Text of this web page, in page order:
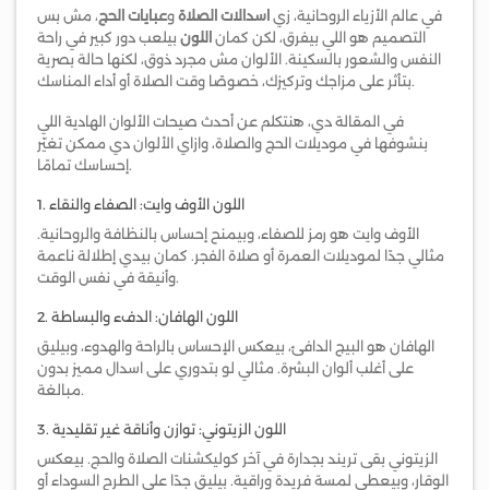
في عالم الأزياء الروحانية، زي اسدالات الصلاةوعبايات الحج، مش بس
التصميم هو اللي بيفرق، لكن كمان اللونبيلعب دور كبير في راحة
النفس والشعور بالسكينة. الألوان مش مجرد ذوق، لكنها حالة بصرية
بتأثر على مزاجك وتركيزك، خصوصًا وقت الصلاة أو أداء المناسك.
في المقالة دي، هنتكلم عن أحدث صيحات الألوان الهادية اللي
بنشوفها في موديلات الحج والصلاة، وازاي الألوان دي ممكن تغيّر
إحساسك تمامًا.
1. اللون الأوف وايت: الصفاء والنقاء
الأوف وايت هو رمز للصفاء، وبيمنح إحساس بالنظافة والروحانية.
مثالي جدًا لموديلات العمرة أو صلاة الفجر. كمان بيدي إطلالة ناعمة
وأنيقة في نفس الوقت.
2. اللون الهافان: الدفء والبساطة
الهافان هو البيج الدافئ، بيعكس الإحساس بالراحة والهدوء، وبيليق
على أغلب ألوان البشرة. مثالي لو بتدوري على اسدال مميز بدون
مبالغة.
3. اللون الزيتوني: توازن وأناقة غير تقليدية
الزيتوني بقى تريند بجدارة في آخر كوليكشنات الصلاة والحج. بيعكس
الوقار، وبيعطي لمسة فريدة وراقية. بيليق جدًا على الطرح السوداء أو